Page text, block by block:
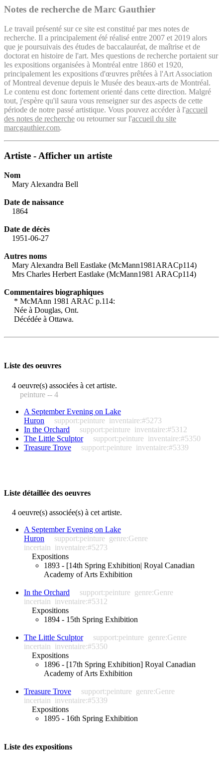
Notes de recherche de Marc Gauthier
Le travail présenté sur ce site est constitué par mes notes de
recherche. Il a principalement été réalisé entre 2007 et 2019 alors
que je poursuivais des études de baccalauréat, de maîtrise et de
doctorat en histoire de l'art. Mes questions de recherche portaient sur
les expositions organisées à Montréal entre 1860 et 1920,
principalement les expositions d'œuvres prêtées à l'Art Association
of Montreal devenue depuis le Musée des beaux-arts de Montréal.
Le contenu est donc fortement orienté dans cette direction. Malgré
tout, j'espère qu'il saura vous renseigner sur des aspects de cette
période de notre passé artistique. Vous pouvez accéder à l'accueil
des notes de recherche ou retourner sur l'accueil du site
marcgauthier.com.
Artiste - Afficher un artiste
Nom
Mary Alexandra Bell
Date de naissance
1864
Date de décès
1951-06-27
Autres noms
Mary Alexandra Bell Eastlake (McMann1981ARACp114)
Mrs Charles Herbert Eastlake (McMann1981 ARACp114)
Commentaires biographiques
* McMAnn 1981 ARAC p.114:
Née à Douglas, Ont.
Décédée à Ottawa.
Liste des oeuvres
4 oeuvre(s) associées à cet artiste.
peinture -- 4
A September Evening on Lake
Huron
support:peinture inventaire:#5273
In the Orchard
support:peinture inventaire:#5312
The Little Sculptor
support:peinture inventaire:#5350
Treasure Trove
support:peinture inventaire:#5339
Liste détaillée des oeuvres
4 oeuvre(s) associée(s) à cet artiste.
A September Evening on Lake
Huron
support:peinture genre:Genre
incertain inventaire:#5273
Expositions
1893 - [14th Spring Exhibition| Royal Canadian
Academy of Arts Exhibition
In the Orchard support:peinture genre:Genre
incertain inventaire:#5312
Expositions
1894 - 15th Spring Exhibition
The Little Sculptor support:peinture genre:Genre
incertain inventaire:#5350
Expositions
1896 - [17th Spring Exhibition] Royal Canadian
Academy of Arts Exhibition
Treasure Trove support:peinture genre:Genre
incertain inventaire:#5339
Expositions
1895 - 16th Spring Exhibition
Liste des expositions